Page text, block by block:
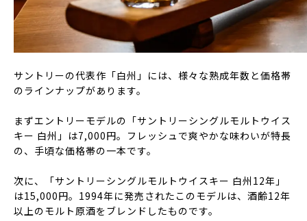
サントリーの代表作「白州」には、様々な熟成年数と価格帯
のラインナップがあります。
まずエントリーモデルの「サントリーシングルモルトウイス
キー 白州」は7,000円。フレッシュで爽やかな味わいが特長
の、手頃な価格帯の一本です。
次に、「サントリーシングルモルトウイスキー 白州12年」
は15,000円。1994年に発売されたこのモデルは、酒齢12年
以上のモルト原酒をブレンドしたものです。